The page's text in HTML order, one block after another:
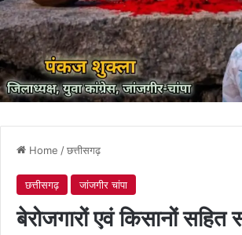
Home /छत्तीसगढ़
छत्तीसगढ़ जांजगीर चांपा
बेरोजगारों एवं किसानों सहित